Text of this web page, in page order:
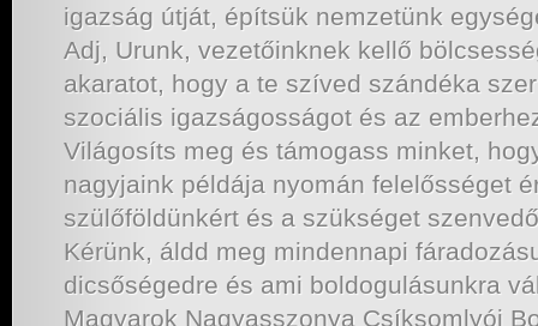
igazság útját, építsük nemzetünk
Adj, Urunk, vezetőinknek kellő
akaratot, hogy a te szíved szándéka
szociális igazságosságot és az
Világosíts meg és támogass minket,
nagyjaink példája nyomán felelősséget
szülőföldünkért és a szükséget
Kérünk, áldd meg mindennapi
dicsőségedre és ami boldogulásunkra
Magyarok Nagyasszonya Csíksomlyói